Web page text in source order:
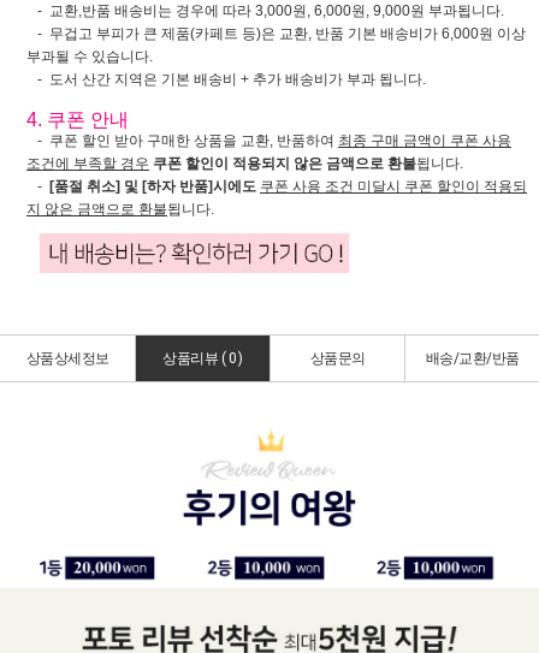
- 교환,반품 배송비는 경우에 따라 3,000원, 6,000원, 9,000원 부과됩니다.
- 무겁고 부피가 큰 제품(카페트 등)은 교환, 반품 기본 배송비가 6,000원 이상
부과될 수 있습니다.
- 도서 산간 지역은 기본 배송비 + 추가 배송비가 부과 됩니다.
4. 쿠폰 안내
- 쿠폰 할인 받아 구매한 상품을 교환, 반품하여 최종 구매 금액이 쿠폰 사용
조건에 부족할 경우 쿠폰 할인이 적용되지 않은 금액으로 환불됩니다.
- [품절 취소] 및 [하자 반품]시에도 쿠폰 사용 조건 미달시 쿠폰 할인이 적용되
지 않은 금액으로 환불됩니다.
상품상세정보 상품리뷰 (0) 상품문의 배송/교환/반품